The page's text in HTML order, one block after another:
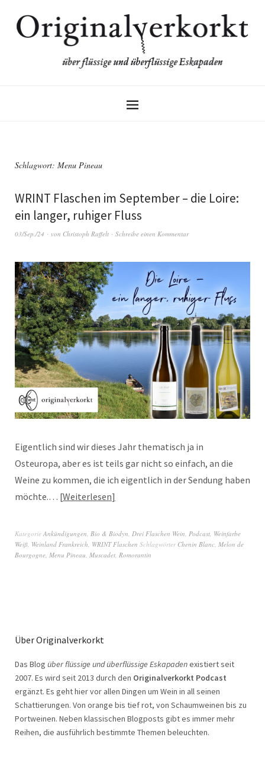
Schlagwort: Menu Pineau
WRINT Flaschen im September – die Loire:
ein langer, ruhiger Fluss
03/Sep./24 von Christoph Raffelt Schreibe einen Kommentar
Eigentlich sind wir dieses Jahr thematisch ja in
Osteuropa, aber es ist teils gar nicht so einfach, an die
Weine zu kommen, die ich eigentlich in der Sendung haben
möchte.… Weiterlesen
Kategorie Ankündigungen Bio & Biodyn Drei Flaschen Wein Podcast Weinfarbe
Weiß Weinland Frankreich WRINT Flaschen Schlagwörter Chenin Blanc Melon de
Bourgogne Menu Pineau Muscadet Romorantin
Über Originalverkorkt
Das Blog über flüssige und überflüssige Eskapadenexistiert seit
2007. Es wird seit 2013 durch den Originalverkorkt Podcast
ergänzt. Es geht hier vor allen Dingen um Wein in all seinen
Schattierungen. Von orange bis tief rot, von Schaumweinen bis zu
Portweinen. Neben klassischen Blogposts gibt es immer mehr
Reihen, die ausführlich bestimmte Themen beleuchten.